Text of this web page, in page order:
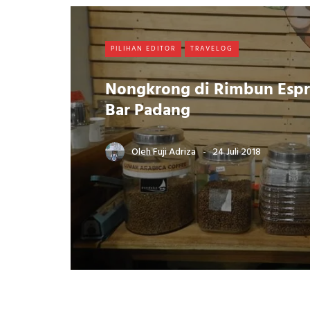
PILIHAN EDITOR TRAVELOG
Nongkrong di Rimbun
Bar Padang
OlehFuji Adriza 24 Juli 2018